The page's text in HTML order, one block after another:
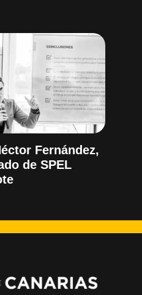
Fernández,
de SPEL